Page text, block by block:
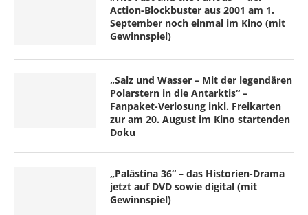
Action-Blockbuster aus 2001 am 1.
September noch einmal im Kino (mit
Gewinnspiel)
„Salz und Wasser – Mit der legendären
Polarstern in die Antarktis“ –
Fanpaket-Verlosung inkl. Freikarten
zur am 20. August im Kino startenden
Doku
„Palästina 36“ – das Historien-Drama
jetzt auf DVD sowie digital (mit
Gewinnspiel)